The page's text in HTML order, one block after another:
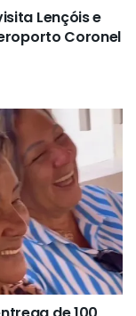
Lençóis e
Coronel